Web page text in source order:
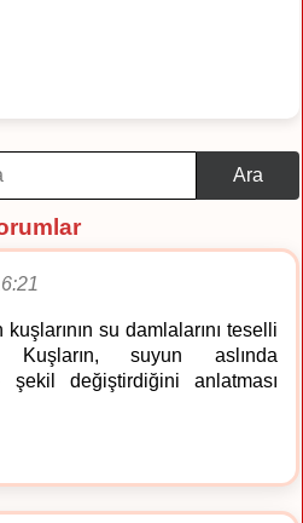
Ara
su damlalarını teselli
suyun aslında
şekil değiştirdiğini anlatması